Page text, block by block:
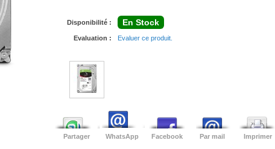
Disponibilité : En Stock
Evaluation : Evaluer ce produit.
Partager WhatsApp Facebook Par mail Imprimer